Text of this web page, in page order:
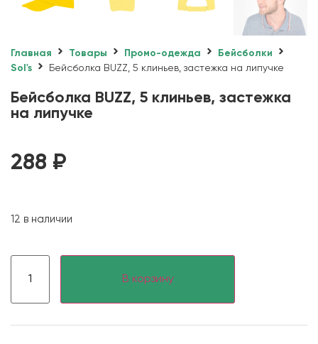
Главная Товары Промо-одежда
Бейсболки
Sol's
Бейсболка BUZZ, 5 клиньев, застежка на липучке
Бейсболка BUZZ, 5 клиньев, застежка
на липучке
288 ₽
12 в наличии
В корзину